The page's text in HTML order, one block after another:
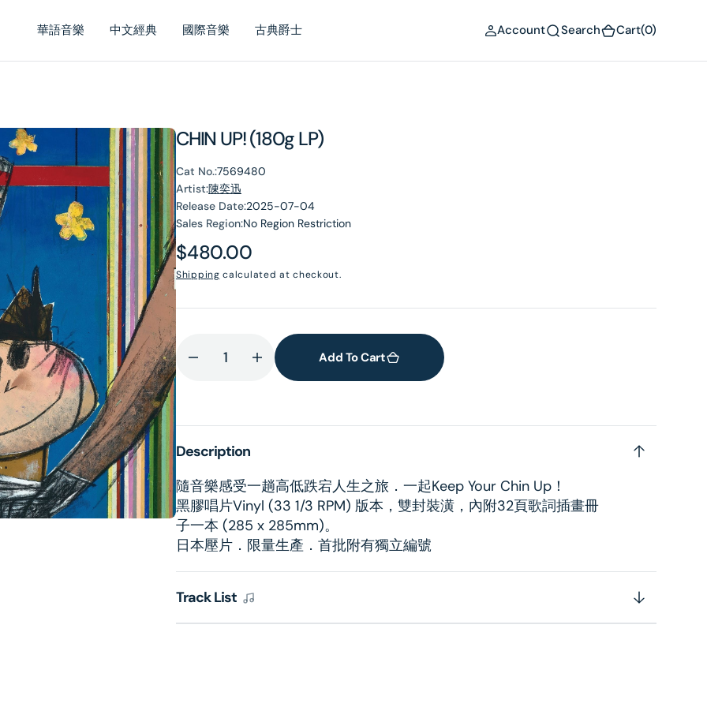
華語音樂 中文經典 國際音樂 古典爵士 Account Search Cart(0)
CHIN UP! (180g LP)
Cat No.:7569480
Artist:陳奕迅
Release Date:2025-07-04
Sales Region:No Region Restriction
Regular
price
$480.00
Shipping calculated at checkout.
Decrease
CHIN
(180g
LP)
Increase
quantity
CHIN
LP)
Add To Cart
Description
隨音樂感受一趟高低跌宕人生之旅．一起Keep Your Chin Up！
黑膠唱片Vinyl (33 1/3 RPM) 版本，雙封裝潢，內附32頁歌詞插畫冊
子一本 (285 x 285mm)。
日本壓片．限量生產．首批附有獨立編號
Track List